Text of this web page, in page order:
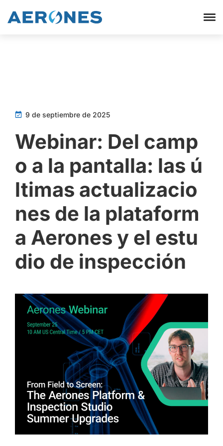
9 de septiembre de 2025
Webinar: Del camp
o a la pantalla: las ú
ltimas actualizacio
nes de la plataform
a Aerones y el estu
dio de inspección